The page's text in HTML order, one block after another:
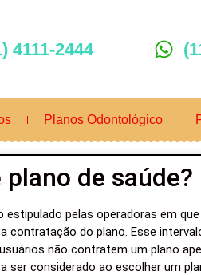
4111-2444
Planos Odontológico
de saúde?
estipulado pelas operadoras em
contratação do plano. Esse
não contratem um plano
ser considerado ao escolher um